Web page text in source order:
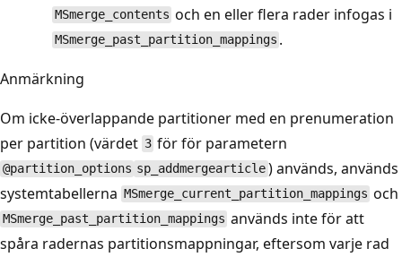
MSmerge_contents och en eller flera rader infogas i
MSmerge_past_partition_mappings .
Anmärkning
Om icke-överlappande partitioner med en prenumeration
per partition (värdet 3 för för parametern
@partition_options sp_addmergearticle) används, används
systemtabellerna MSmerge_current_partition_mappings och
MSmerge_past_partition_mappings används inte för att
spåra radernas partitionsmappningar, eftersom varje rad